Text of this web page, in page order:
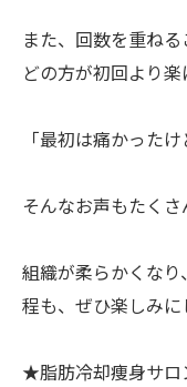
また、回数を重ね
どの方が初回より
「最初は痛かった
そんなお声もたく
組織が柔らかくな
程も、ぜひ楽しみ
★脂肪冷却痩身サロ